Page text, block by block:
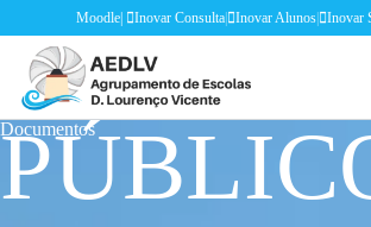
Moodle| Inovar Consulta| Inovar Alunos| Inovar
Documentos